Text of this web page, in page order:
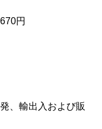
円
、輸出入および販